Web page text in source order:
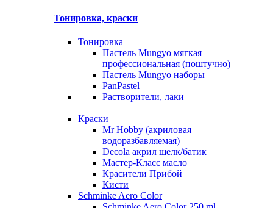
Тонировка, краски
Тонировка
Пастель Mungyo мягкая
профессиональная (поштучно)
Пастель Mungyo наборы
PanPastel
Растворители, лаки
Краски
Mr Hobby (акриловая
водоразбавляемая)
Decola акрил шелк/батик
Мастер-Класс масло
Красители Прибой
Кисти
Schminke Aero Color